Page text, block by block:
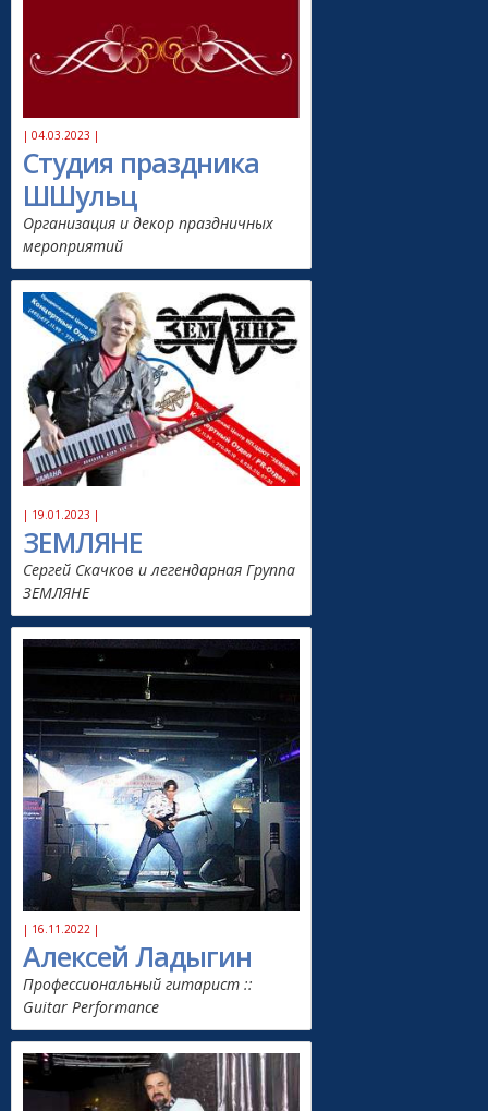
| 04.03.2023 |
Студия праздника
ШШульц
Организация и декор праздничных
мероприятий
| 19.01.2023 |
ЗЕМЛЯНЕ
Сергей Скачков и легендарная Группа
ЗЕМЛЯНЕ
| 16.11.2022 |
Алексей Ладыгин
Профессиональный гитарист ::
Guitar Performance